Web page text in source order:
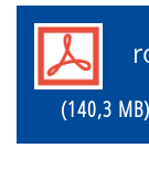
(140,3 MB)